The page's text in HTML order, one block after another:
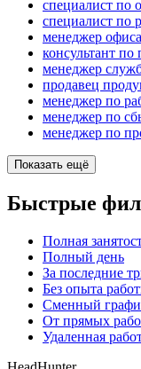
специалист по
специалист по
менеджер
консультант по
менеджер
продавец
менеджер по
менеджер по
менеджер по
Показать ещё
Быстрые
Полная
Полный день
За последние
Без опыта
Сменный
От прямых
Удаленная